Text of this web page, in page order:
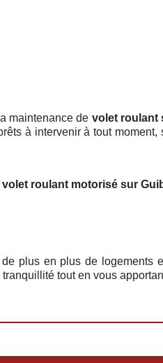
maintenance de volet roulant
à intervenir à tout
volet roulant motorisé sur
de plus en plus de logements
tout en vous